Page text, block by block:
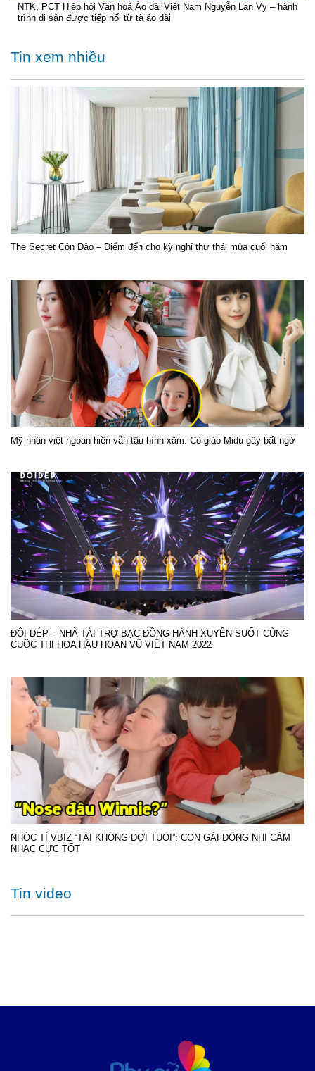
NTK, PCT Hiệp hội Văn hoá Áo dài Việt Nam Nguyễn Lan Vy – hành
trình di sản được tiếp nối từ tà áo dài
Tin xem nhiều
The Secret Côn Đảo – Điểm đến cho kỳ nghỉ thư thái mùa cuối năm
Mỹ nhân việt ngoan hiền vẫn tậu hình xăm: Cô giáo Midu gây bất ngờ
ĐÔI DÉP – NHÀ TÀI TRỢ BẠC ĐỒNG HÀNH XUYÊN SUỐT CÙNG
CUỘC THI HOA HẬU HOÀN VŨ VIỆT NAM 2022
NHÓC TÌ VBIZ “TÀI KHÔNG ĐỢI TUỔI”: CON GÁI ĐÔNG NHI CẢM
NHẠC CỰC TỐT
Tin video